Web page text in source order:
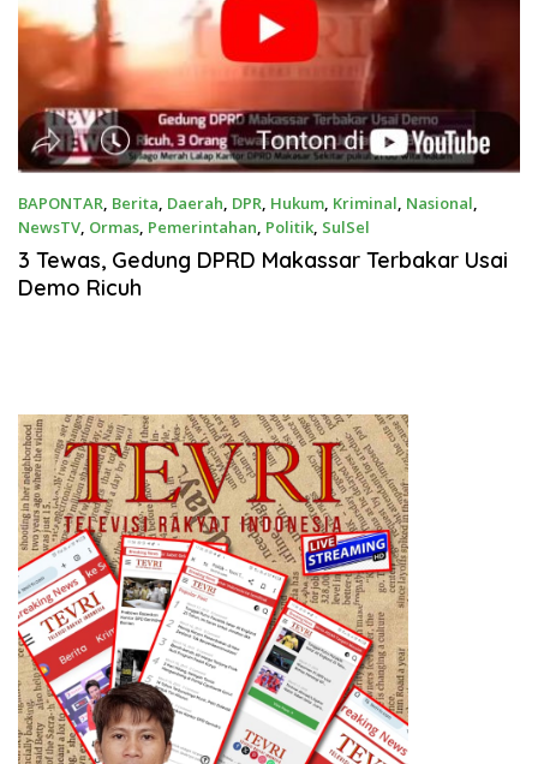
BAPONTAR, Berita, Daerah, DPR, Hukum, Kriminal, Nasional,
NewsTV, Ormas, Pemerintahan, Politik, SulSel
Agustus 30, 2025
3 Tewas, Gedung DPRD Makassar Terbakar Usai
Demo Ricuh